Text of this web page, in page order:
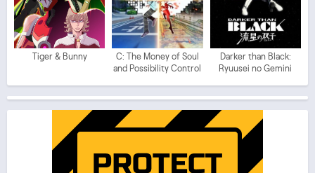
Tiger & Bunny
C: The Money of Soul
and Possibility Control
Darker than Black:
Ryuusei no Gemini